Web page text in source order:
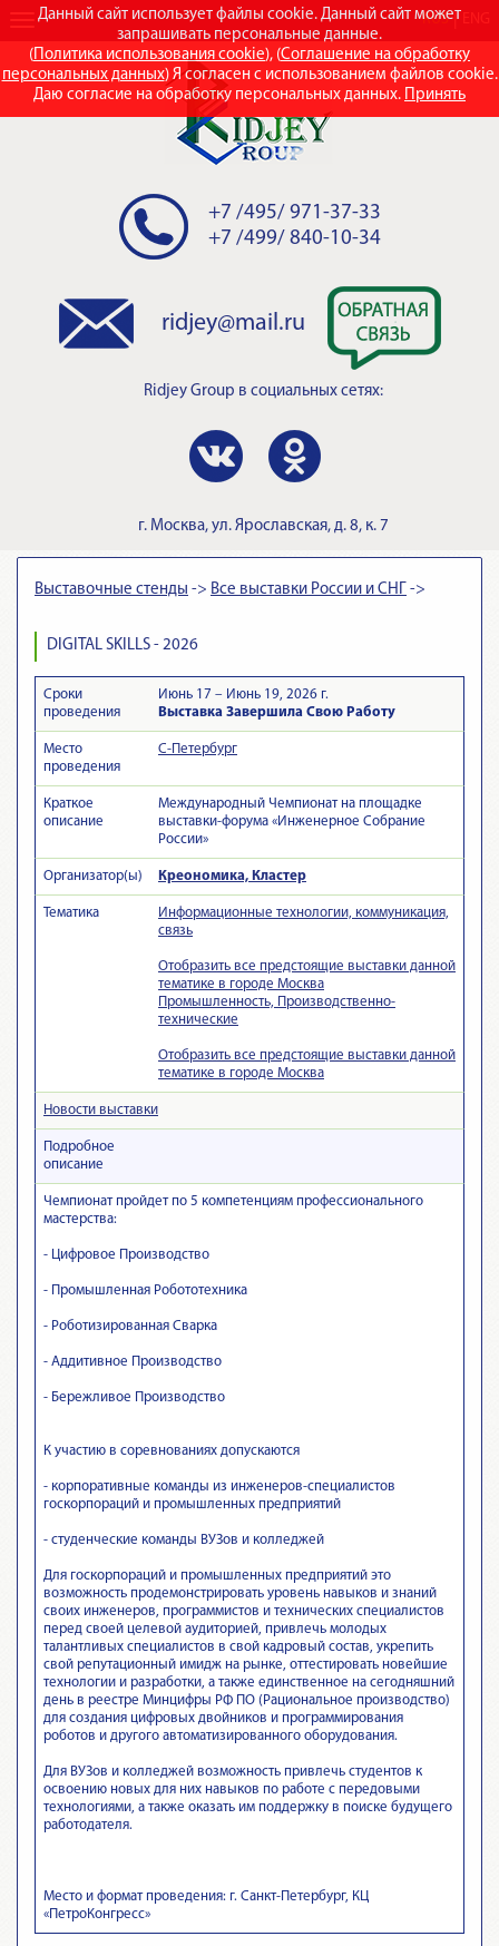
Данный сайт использует файлы cookie. Данный сайт может
запрашивать персональные данные.
(Политика использования cookie), (Соглашение на обработку
персональных данных) Я согласен с использованием файлов cookie.
Даю согласие на обработку персональных данных. Принять
RUS
+7 /495/ 971-37-33
+7 /499/ 840-10-34
ridjey@mail.ru
Ridjey Group в социальных сетях:
г. Москва, ул. Ярославская, д. 8, к. 7
Выставочные стенды -> Все выставки России и СНГ ->
DIGITAL SKILLS - 2026
Сроки
проведения
Июнь 17 – Июнь 19, 2026 г.
Выставка Завершила Свою Работу
Место
проведения
С-Петербург
Краткое
описание
Международный Чемпионат на площадке
выставки-форума «Инженерное Собрание
России»
Организатор(ы) Креономика, Кластер
Тематика
Информационные технологии, коммуникация,
связь
Отобразить все предстоящие выставки данной
тематике в городе Москва
Промышленность, Производственно-
технические
Отобразить все предстоящие выставки данной
тематике в городе Москва
Новости выставки
Подробное
описание
Чемпионат пройдет по 5 компетенциям профессионального
мастерства:
- Цифровое Производство
- Промышленная Робототехника
- Роботизированная Сварка
- Аддитивное Производство
- Бережливое Производство
К участию в соревнованиях допускаются
- корпоративные команды из инженеров-специалистов
госкорпораций и промышленных предприятий
- студенческие команды ВУЗов и колледжей
Для госкорпораций и промышленных предприятий это
возможность продемонстрировать уровень навыков и знаний
своих инженеров, программистов и технических специалистов
перед своей целевой аудиторией, привлечь молодых
талантливых специалистов в свой кадровый состав, укрепить
свой репутационный имидж на рынке, оттестировать новейшие
технологии и разработки, а также единственное на сегодняшний
день в реестре Минцифры РФ ПО (Рациональное производство)
для создания цифровых двойников и программирования
роботов и другого автоматизированного оборудования.
Для ВУЗов и колледжей возможность привлечь студентов к
освоению новых для них навыков по работе с передовыми
технологиями, а также оказать им поддержку в поиске будущего
работодателя.
Место и формат проведения: г. Санкт-Петербург, КЦ
«ПетроКонгресс»